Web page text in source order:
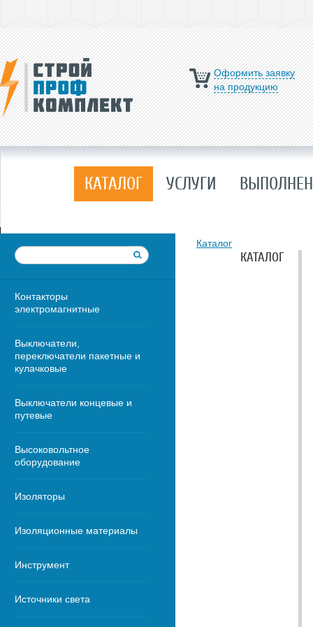
Оформить заявку
на продукцию
КАТАЛОГ УСЛУГИ
Контакторы
электромагнитные
Выключатели,
переключатели пакетные и
кулачковые
Выключатели концевые и
путевые
Высоковольтное
оборудование
Изоляторы
Изоляционные материалы
Инструмент
Источники света
Каталог
КАТАЛОГ